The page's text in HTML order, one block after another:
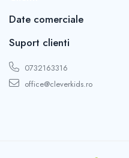
Date comerciale
Suport clienti
0732163316
office@cleverkids.ro